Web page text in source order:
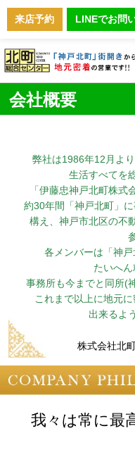
来店予約 LINEでお問
会社概要
弊社は1986年12月よ
生活すべてを
「伊藤忠神戸北町株式
約30年間「神戸北町」
構え、神戸市北区の不
各メンバーは「神
たいへん
事務所も今までと同所(
これまで以上に地元
出来るよ
株式会社北
我々は常に最